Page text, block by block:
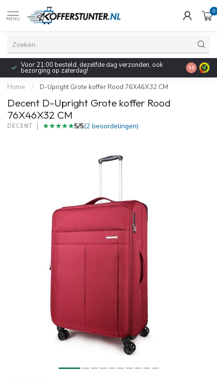
MENU
0
Pak nu 5% extra korting op alle koffers, trolleys en
reisaccessoires met de kortingscode: zomer2026! 9.5
Home / D-Upright Grote koffer Rood 76X46X32 CM
Decent D-Upright Grote koffer Rood
76X46X32 CM
DECENT ★★★★★
★★★★★5/5(2 beoordelingen)